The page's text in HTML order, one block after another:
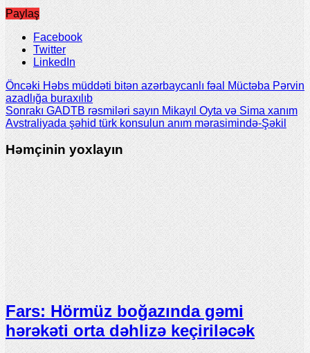
Paylaş
Facebook
Twitter
LinkedIn
ÖncəkiHəbs müddəti bitən azərbaycanlı fəal Müctəba Pərvin
azadlığa buraxılıb
Sonrakı GADTB rəsmiləri sayın Mikayıl Oyta və Sima xanım
Avstraliyada şəhid türk konsulun anım mərasimində-Şəkil
Həmçinin yoxlayın
Fars: Hörmüz boğazında gəmi
hərəkəti orta dəhlizə keçiriləcək